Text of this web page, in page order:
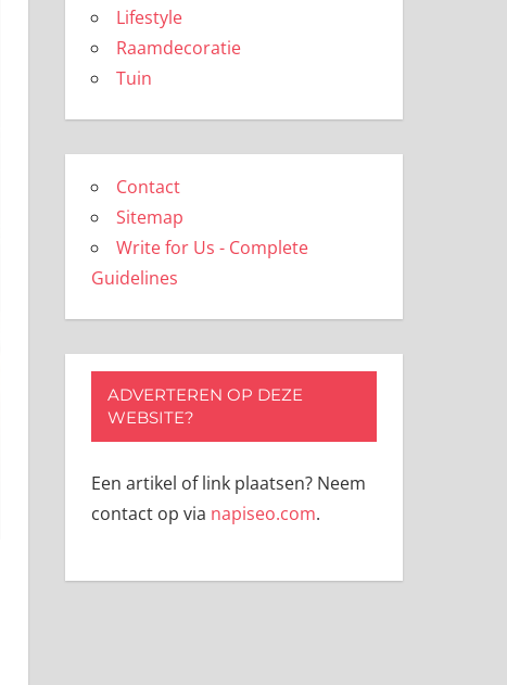
Lifestyle
Raamdecoratie
Tuin
Contact
Sitemap
Write for Us - Complete
Guidelines
ADVERTEREN OP DEZE
WEBSITE?
Een artikel of link plaatsen? Neem
contact op via napiseo.com.